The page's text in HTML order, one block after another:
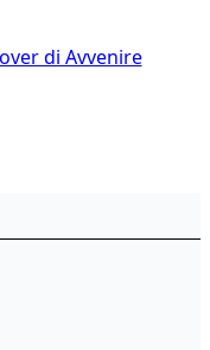
di Avvenire